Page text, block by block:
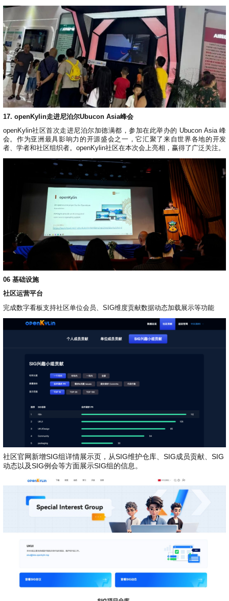
17. openKylin走进尼泊尔Ubucon Asia峰会
openKylin社区首次走进尼泊尔加德满都，参加在此举办的 Ubucon Asia 峰
会。作为亚洲最具影响力的开源盛会之一，它汇聚了来自世界各地的开发
者、学者和社区组织者。openKylin社区在本次会上亮相，赢得了广泛关注。
06 基础设施
社区运营平台
完成数字看板支持社区单位会员、SIG维度贡献数据动态加载展示等功能
社区官网新增SIG组详情展示页，从SIG维护仓库、SIG成员贡献、SIG
动态以及SIG例会等方面展示SIG组的信息。